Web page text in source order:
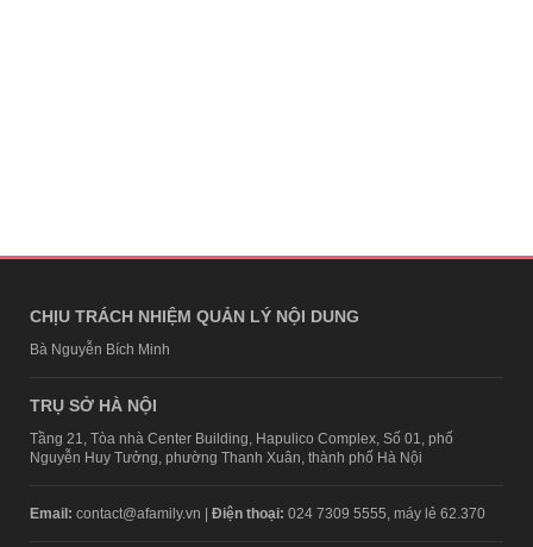
CHỊU TRÁCH NHIỆM QUẢN LÝ NỘI DUNG
Bà Nguyễn Bích Minh
TRỤ SỞ HÀ NỘI
Tầng 21, Tòa nhà Center Building, Hapulico Complex, Số 01, phố
Nguyễn Huy Tưởng, phường Thanh Xuân, thành phố Hà Nội
Email: contact@afamily.vn | Điện thoại: 024 7309 5555, máy lẻ 62.370